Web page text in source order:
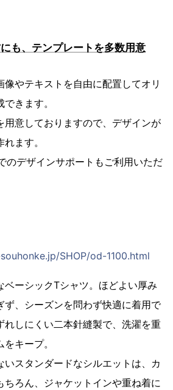
も、テンプレートを多数用意
やテキストを自由に配置してオリ
きます。
用意しておりますので、デザインが
ます。
のデザインサポートもご利用いただ
SHOP/od-1100.html
ベーシックTシャツ。ほどよい厚み
ず、シーズンを問わず快適に着用で
れしにくい二本針縫製で、洗濯を重
キープ。
いスタンダードなシルエットは、カ
ちろん、ジャケットインや重ね着に